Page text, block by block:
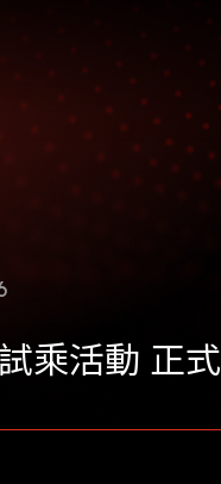
乘活動 正